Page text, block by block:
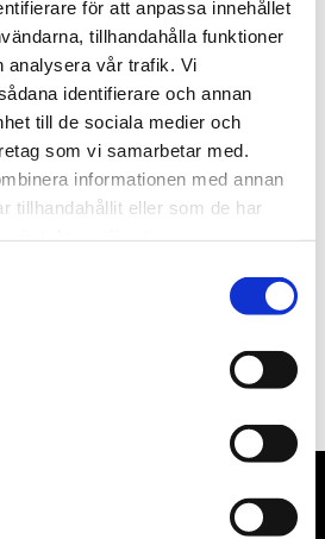
för att anpassa innehållet
tillhandahålla funktioner
analysera vår trafik. Vi
identifierare och annan
till de sociala medier och
som vi samarbetar med.
informationen med annan
tillhandahållit eller som de har
Lägg i varukorgen